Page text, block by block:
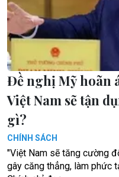
Đề nghị Mỹ hoãn
Việt Nam sẽ tận
gì?
CHÍNH SÁCH
"Việt Nam sẽ tăng cường
gây căng thẳng, làm phức